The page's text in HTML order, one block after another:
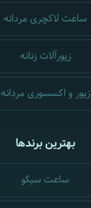
ساعت لاکچری مردانه
زیورآلات زنانه
زیور و اکسسوری مردانه
بهترین برندها
ساعت سیکو